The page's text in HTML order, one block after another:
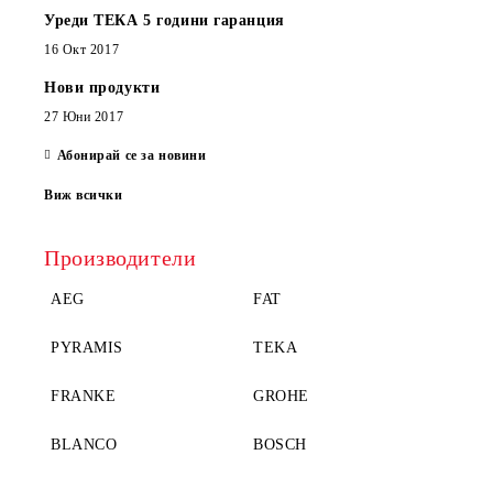
Уреди ТЕКА 5 години гаранция
16 Окт 2017
Нови продукти
27 Юни 2017
Абонирай се за новини
Виж всички
Производители
AEG FAT
PYRAMIS TEKA
FRANKE GROHE
BLANCO BOSCH